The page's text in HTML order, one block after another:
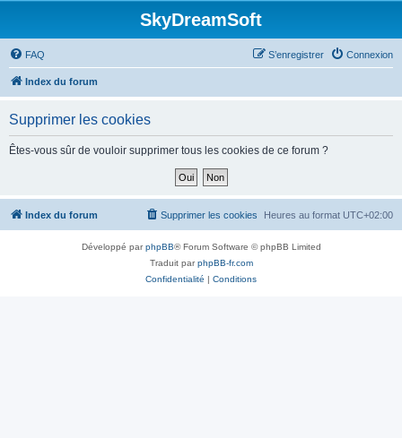
SkyDreamSoft
FAQ Connexion
S’enregistrer
Index du forum
Supprimer les cookies
Êtes-vous sûr de vouloir supprimer tous les cookies de ce forum ?
Index du forum Heures au format UTC+02:00
Supprimer les cookies
Développé parphpBB® Forum Software © phpBB Limited
Traduit parphpBB-fr.com
Confidentialité | Conditions